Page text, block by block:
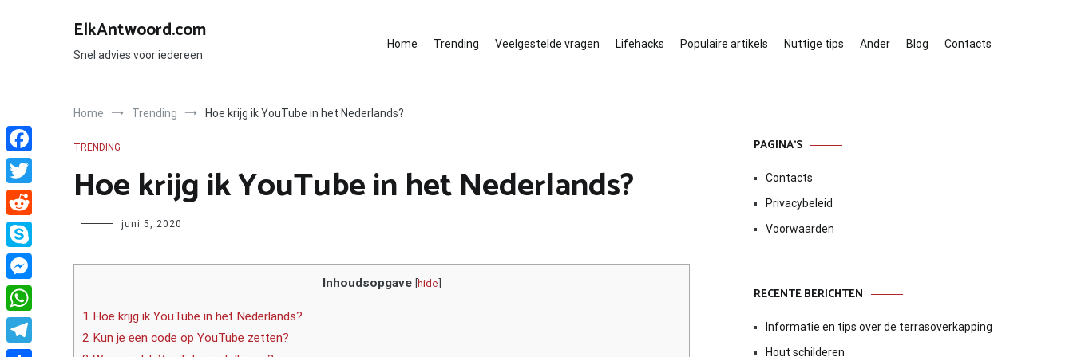
ElkAntwoord.com
Snel advies voor iedereen
Home Trending Veelgestelde vragen Lifehacks Populaire artikels Nuttige tips Ander Blog Contacts
Home Trending Hoe krijg ik YouTube in het Nederlands?
TRENDING
Hoe krijg ik YouTube in het Nederlands?
Author juni 5, 2020
Inhoudsopgave [hide]
1 Hoe krijg ik YouTube in het Nederlands?
2 Kun je een code op YouTube zetten?
PAGINA’S
Contacts
Privacybeleid
Voorwaarden
RECENTE BERICHTEN
Informatie en tips over de terrasoverkapping
Hout schilderen
Facebook
Twitter
Reddit
Skype
Messenger
WhatsApp